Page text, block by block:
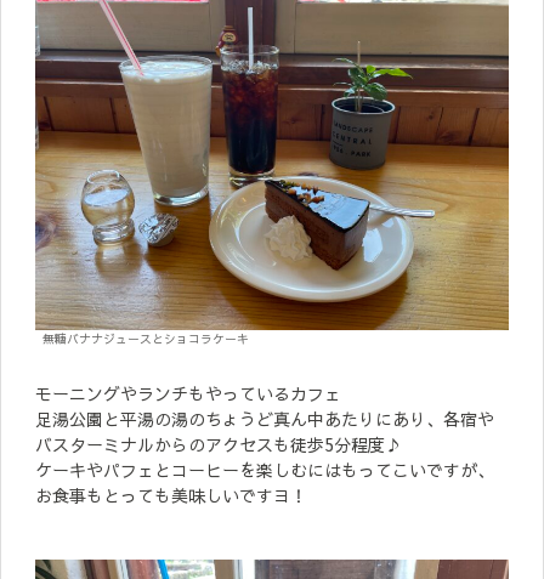
無糖バナナジュースとショコラケーキ
モーニングやランチもやっているカフェ
足湯公園と平湯の湯のちょうど真ん中あたりにあり、各宿や
バスターミナルからのアクセスも徒歩5分程度♪
ケーキやパフェとコーヒーを楽しむにはもってこいですが、
お食事もとっても美味しいですヨ！